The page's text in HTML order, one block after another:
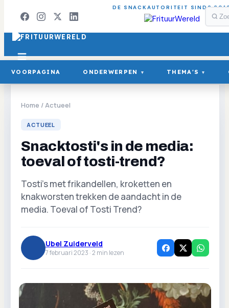
DE SNACKAUTORITEIT SINDS
VOORPAGINA ONDERWERPEN ▾ THEMA'S ▾
Home /Actueel
ACTUEEL
Snacktosti's in de media:
toeval of tosti-trend?
Tosti's met frikandellen, kroketten en
knakworsten trekken de aandacht in de
media. Toeval of Tosti Trend?
Ubel Zuiderveld
7 februari 2023 ·2 min lezen